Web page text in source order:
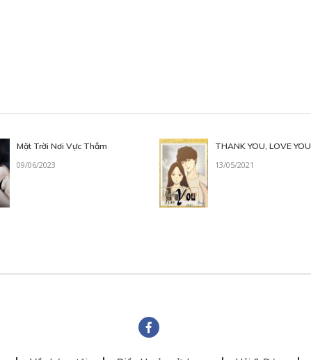
Mặt Trời Nơi Vực Thẳm
09/06/2023
THANK YOU, LOVE YOU
13/05/2021